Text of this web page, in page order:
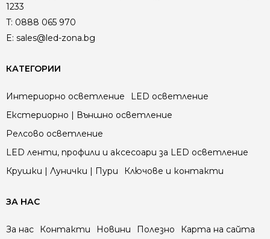
1233
T: 0888 065 970
E: sales@led-zona.bg
КАТЕГОРИИ
Интериорно осветление
LED осветление
Екстериорно | Външно осветление
Релсово осветление
LED ленти, профили и аксесоари за LED осветление
Крушки | Лунички | Пури
Ключове и контакти
ЗА НАС
За нас Контакти Новини Полезно Карта на сайта